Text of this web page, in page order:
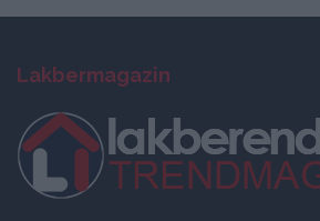
Lakbermagazin